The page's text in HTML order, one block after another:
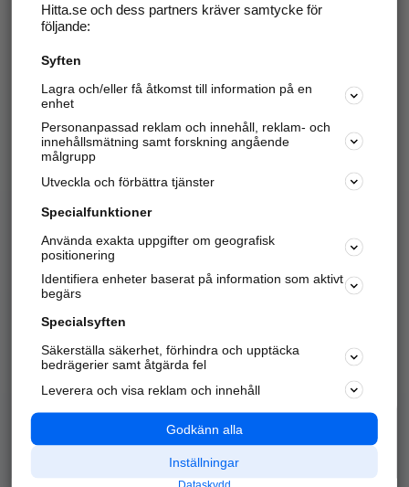
Hitta.se - Gratis nummerupplysning.
Sök företag, personer och platser.
Hitta telefonnummer, adresser, företagsinfo mm.
Marknadsför företaget
Kom igång och annonsera mot
samarbetspartners nära dig.
Alla kategorier
Populära sökningar
API & Kartor
Annonsera
Integritet
Nödnummer
Hitta.se och dess partners kräver samtycke för
följande:
Syften
Lagra och/eller få åtkomst till information på en
enhet
Personanpassad reklam och innehåll, reklam- och
innehållsmätning samt forskning angående
målgrupp
Utveckla och förbättra tjänster
Specialfunktioner
Använda exakta uppgifter om geografisk
positionering
Identifiera enheter baserat på information som aktivt
begärs
Specialsyften
Säkerställa säkerhet, förhindra och upptäcka
bedrägerier samt åtgärda fel
Leverera och visa reklam och innehåll
Godkänn alla
Inställningar
Dataskydd